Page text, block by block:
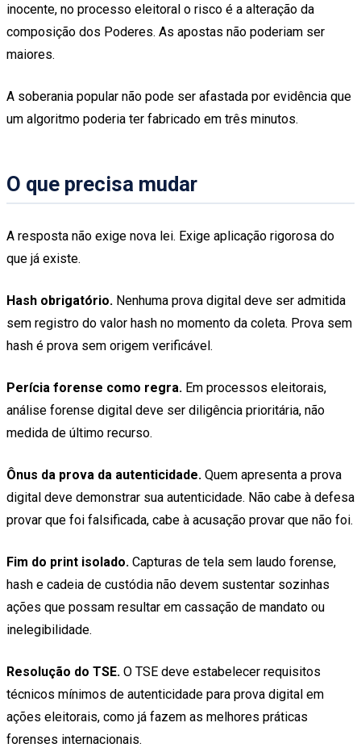
inocente, no processo eleitoral o risco é a alteração da
composição dos Poderes. As apostas não poderiam ser
maiores.
A soberania popular não pode ser afastada por evidência que
um algoritmo poderia ter fabricado em três minutos.
O que precisa mudar
A resposta não exige nova lei. Exige aplicação rigorosa do
que já existe.
Hash obrigatório. Nenhuma prova digital deve ser admitida
sem registro do valor hash no momento da coleta. Prova sem
hash é prova sem origem verificável.
Perícia forense como regra. Em processos eleitorais,
análise forense digital deve ser diligência prioritária, não
medida de último recurso.
Ônus da prova da autenticidade. Quem apresenta a prova
digital deve demonstrar sua autenticidade. Não cabe à defesa
provar que foi falsificada, cabe à acusação provar que não foi.
Fim do print isolado. Capturas de tela sem laudo forense,
hash e cadeia de custódia não devem sustentar sozinhas
ações que possam resultar em cassação de mandato ou
inelegibilidade.
Resolução do TSE. O TSE deve estabelecer requisitos
técnicos mínimos de autenticidade para prova digital em
ações eleitorais, como já fazem as melhores práticas
forenses internacionais.